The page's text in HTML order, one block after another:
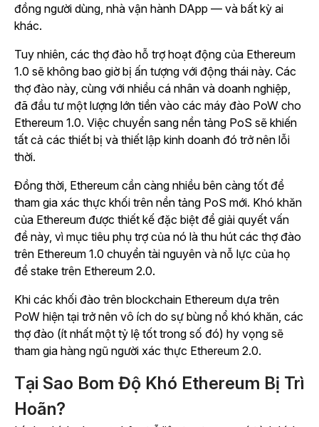
đồng người dùng, nhà vận hành DApp — và bất kỳ ai
khác.
Tuy nhiên, các thợ đào hỗ trợ hoạt động của Ethereum
1.0 sẽ không bao giờ bị ấn tượng với động thái này. Các
thợ đào này, cùng với nhiều cá nhân và doanh nghiệp,
đã đầu tư một lượng lớn tiền vào các máy đào PoW cho
Ethereum 1.0. Việc chuyển sang nền tảng PoS sẽ khiến
tất cả các thiết bị và thiết lập kinh doanh đó trở nên lỗi
thời.
Đồng thời, Ethereum cần càng nhiều bên càng tốt để
tham gia xác thực khối trên nền tảng PoS mới. Khó khăn
của Ethereum được thiết kế đặc biệt để giải quyết vấn
đề này, vì mục tiêu phụ trợ của nó là thu hút các thợ đào
trên Ethereum 1.0 chuyển tài nguyên và nỗ lực của họ
để stake trên Ethereum 2.0.
Khi các khối đào trên blockchain Ethereum dựa trên
PoW hiện tại trở nên vô ích do sự bùng nổ khó khăn, các
thợ đào (ít nhất một tỷ lệ tốt trong số đó) hy vọng sẽ
tham gia hàng ngũ người xác thực Ethereum 2.0.
Tại Sao Bom Độ Khó Ethereum Bị Trì
Hoãn?